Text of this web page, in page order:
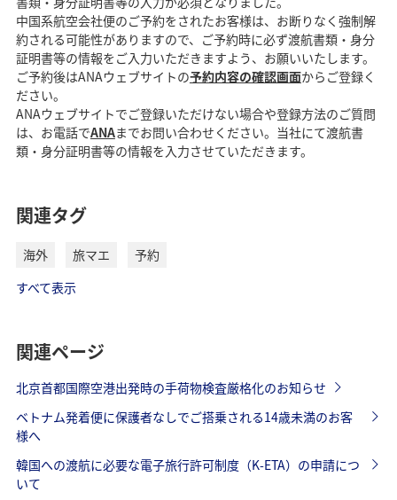
中国系航空会社便のご予約をされたお客様は、お断りなく強制解
約される可能性がありますので、ご予約時に必ず渡航書類・身分
証明書等の情報をご入力いただきますよう、お願いいたします。
ご予約後はANAウェブサイトの予約内容の確認画面からご登録く
ださい。
ANAウェブサイトでご登録いただけない場合や登録方法のご質問
は、お電話でANAまでお問い合わせください。当社にて渡航書
類・身分証明書等の情報を入力させていただきます。
関連タグ
海外 旅マエ
予約
すべて表示
関連ページ
北京首都国際空港出発時の手荷物検査厳格化のお知らせ
ベトナム発着便に保護者なしでご搭乗される14歳未満のお客
様へ
韓国への渡航に必要な電子旅行許可制度（K-ETA）の申請につ
いて